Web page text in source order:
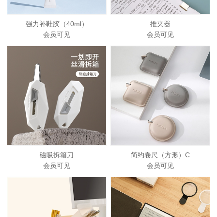
强力补鞋胶（40ml）
会员可见
推夹器
会员可见
磁吸拆箱刀
会员可见
简约卷尺（方形）C
会员可见